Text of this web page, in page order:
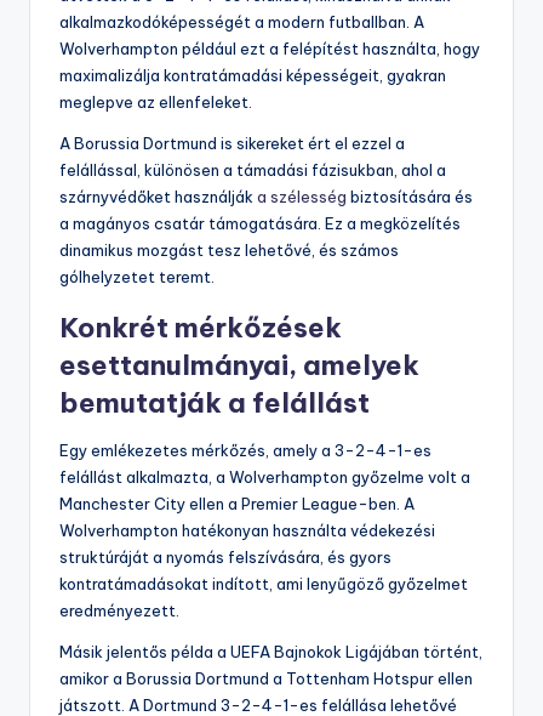
alkalmazkodóképességét a modern futballban. A
Wolverhampton például ezt a felépítést használta, hogy
maximalizálja kontratámadási képességeit, gyakran
meglepve az ellenfeleket.
A Borussia Dortmund is sikereket ért el ezzel a
felállással, különösen a támadási fázisukban, ahol a
szárnyvédőket használják a szélesség biztosítására és
a magányos csatár támogatására. Ez a megközelítés
dinamikus mozgást tesz lehetővé, és számos
gólhelyzetet teremt.
Konkrét mérkőzések
esettanulmányai, amelyek
bemutatják a felállást
Egy emlékezetes mérkőzés, amely a 3-2-4-1-es
felállást alkalmazta, a Wolverhampton győzelme volt a
Manchester City ellen a Premier League-ben. A
Wolverhampton hatékonyan használta védekezési
struktúráját a nyomás felszívására, és gyors
kontratámadásokat indított, ami lenyűgöző győzelmet
eredményezett.
Másik jelentős példa a UEFA Bajnokok Ligájában történt,
amikor a Borussia Dortmund a Tottenham Hotspur ellen
játszott. A Dortmund 3-2-4-1-es felállása lehetővé